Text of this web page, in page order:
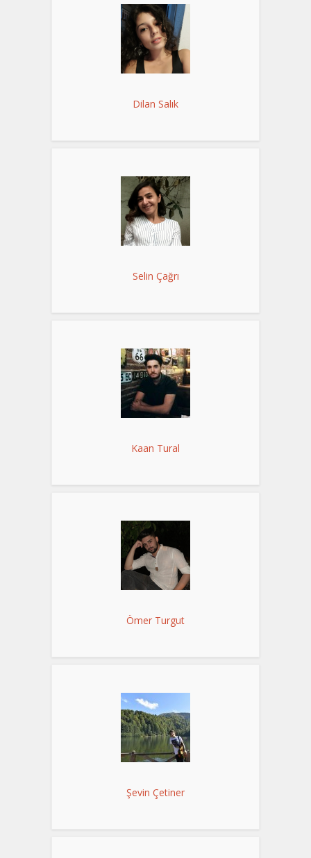
Dilan Salık
Selin Çağrı
Kaan Tural
Ömer Turgut
Şevin Çetiner